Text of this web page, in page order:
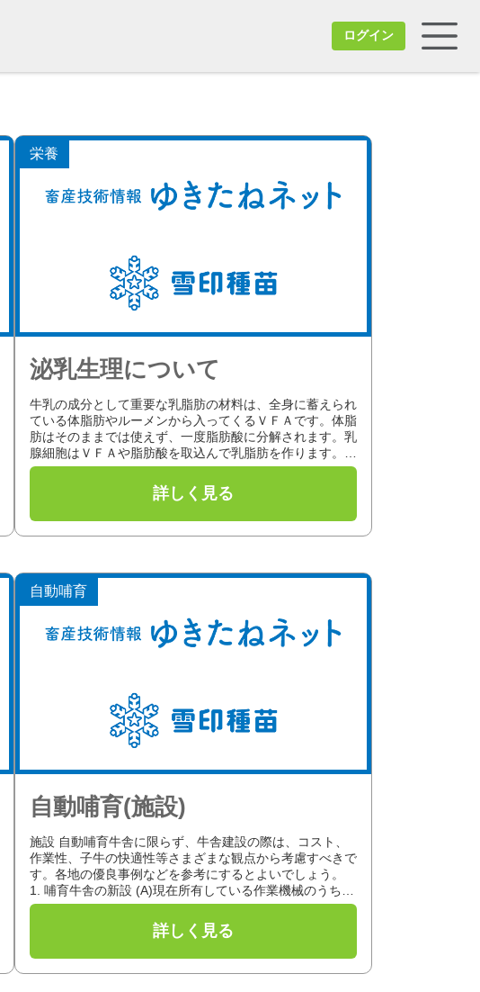
栄養
泌乳生理について
牛乳の成分として重要な乳脂肪の材料は、全身に蓄えられ
ている体脂肪やルーメンから入ってくるＶＦＡです。体脂
肪はそのままでは使えず、一度脂肪酸に分解されます。乳
腺細胞はＶＦＡや脂肪酸を取込んで乳脂肪を作ります。ま
た、乳蛋白質も、乳腺細胞が血液か...
自動哺育
自動哺育(施設)
施設 自動哺育牛舎に限らず、牛舎建設の際は、コスト、
作業性、子牛の快適性等さまざまな観点から考慮すべきで
す。各地の優良事例などを参考にするとよいでしょう。
1. 哺育牛舎の新設 (A)現在所有している作業機械のうち、
哺育牛舎の除糞、飼料運搬...
ログイン